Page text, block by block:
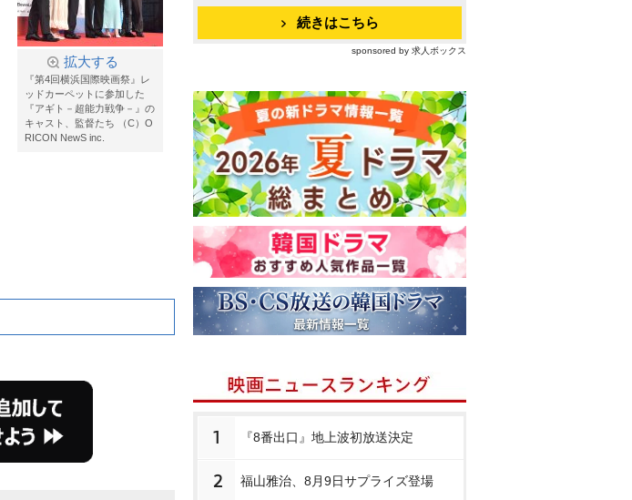
拡大する
『第4回横浜国際映画祭』レ
ッドカーペットに参加した
『アギト－超能力戦争－』の
キャスト、監督たち （C）O
RICON NewS inc.
続きはこちら
sponsored by 求人ボックス
1 『8番出口』地上波初放送決定
2 福山雅治、8月9日サプライズ登場